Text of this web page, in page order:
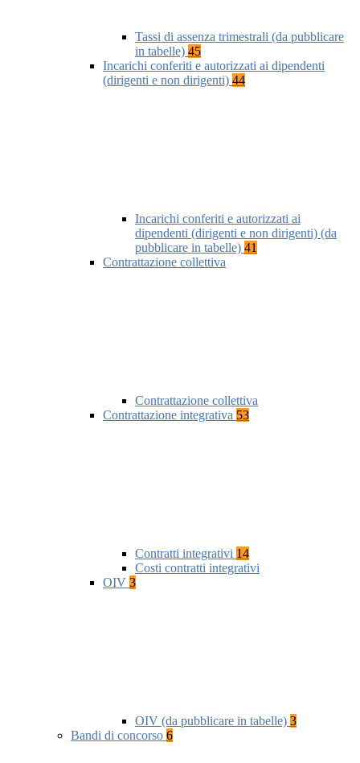
Tassi di assenza trimestrali (da pubblicare
in tabelle) 45
Incarichi conferiti e autorizzati ai dipendenti
(dirigenti e non dirigenti) 44
Incarichi conferiti e autorizzati ai
dipendenti (dirigenti e non dirigenti) (da
pubblicare in tabelle) 41
Contrattazione collettiva
Contrattazione collettiva
Contrattazione integrativa 53
Contratti integrativi 14
Costi contratti integrativi
OIV 3
OIV (da pubblicare in tabelle) 3
Bandi di concorso 6